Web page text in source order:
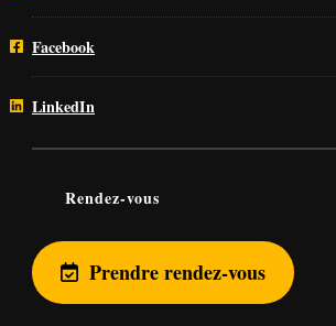
Facebook
LinkedIn
Rendez-vous
Prendre rendez-vous